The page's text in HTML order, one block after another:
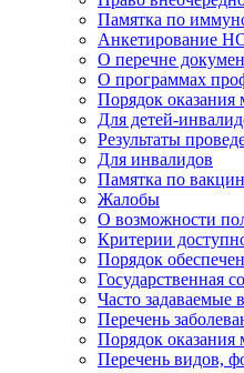
Памятка по
Анкетирование
О перечне
О программах
Порядок
Для детей-
Результаты
Для инвалидов
Памятка по
Жалобы
О возможности
Критерии
Порядок
Государственная
Часто задаваемые
Перечень
Порядок оказания
Перечень видов,